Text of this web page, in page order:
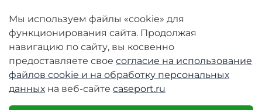
Мы используем файлы «cookie» для
функционирования сайта. Продолжая
навигацию по сайту, вы косвенно
предоставляете свое согласие на использование
файлов cookie и на обработку персональных
данных на веб-сайте caseport.ru